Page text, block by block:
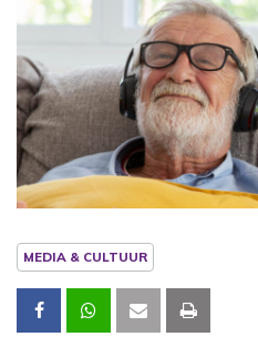
MEDIA & CULTUUR